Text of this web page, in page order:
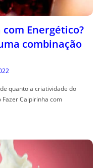
Energético?
combinação
quanto a criatividade do
Caipirinha com